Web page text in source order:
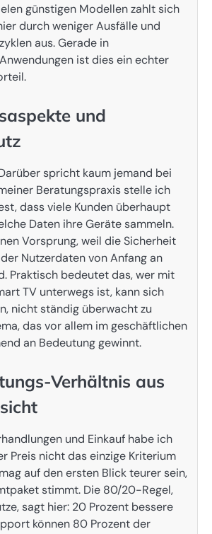
günstigen Modellen zahlt sich
durch weniger Ausfälle und
aus. Gerade in
ist dies ein echter
und
spricht kaum jemand bei
Beratungspraxis stelle ich
dass viele Kunden überhaupt
Daten ihre Geräte sammeln.
Vorsprung, weil die Sicherheit
Nutzerdaten von Anfang an
Praktisch bedeutet das, wer mit
TV unterwegs ist, kann sich
nicht ständig überwacht zu
das vor allem im geschäftlichen
an Bedeutung gewinnt.
Verhältnis aus
und Einkauf habe ich
Preis nicht das einzige Kriterium
auf den ersten Blick teurer sein,
stimmt. Die 80/20-Regel,
sagt hier: 20 Prozent bessere
können 80 Prozent der